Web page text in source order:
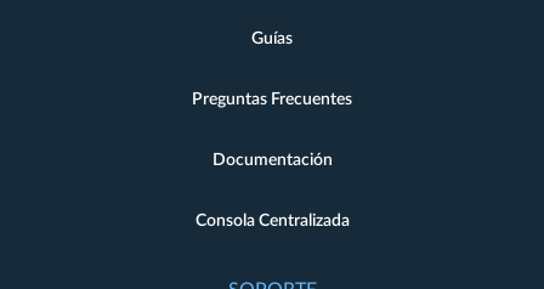
Guías
Preguntas Frecuentes
Documentación
Consola Centralizada